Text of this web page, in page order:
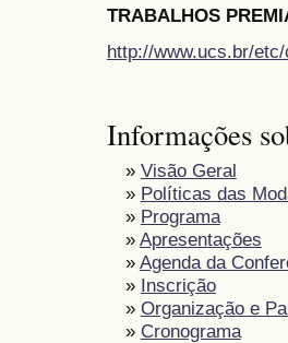
TRABALHOS
http://www.ucs.br/
Informações
» Visão Geral
» Políticas das
» Programa
» Apresentações
» Agenda da
» Inscrição
» Organização e
» Cronograma